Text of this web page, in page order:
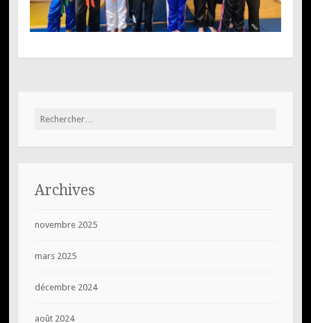
Rechercher :
Archives
novembre 2025
mars 2025
décembre 2024
août 2024